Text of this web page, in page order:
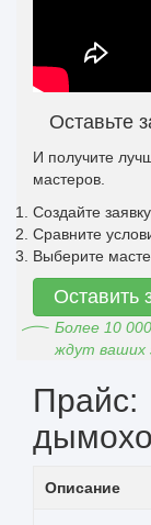
Оставьте
И получите
мастеров.
Создайте
Сравните
Выберите
Оставить
Более 10
ждут ваших
Прайс:
Описание